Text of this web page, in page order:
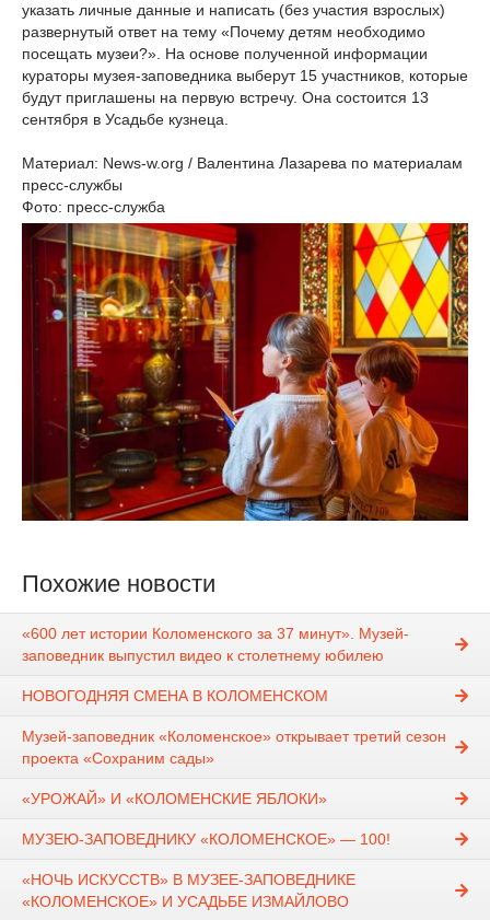
указать личные данные и написать (без участия взрослых)
развернутый ответ на тему «Почему детям необходимо
посещать музеи?». На основе полученной информации
кураторы музея-заповедника выберут 15 участников, которые
будут приглашены на первую встречу. Она состоится 13
сентября в Усадьбе кузнеца.
Материал: News-w.org / Валентина Лазарева по материалам
пресс-службы
Фото: пресс-служба
Похожие новости
«600 лет истории Коломенского за 37 минут». Музей-
заповедник выпустил видео к столетнему юбилею
НОВОГОДНЯЯ СМЕНА В КОЛОМЕНСКОМ
Музей-заповедник «Коломенское» открывает третий сезон
проекта «Сохраним сады»
«УРОЖАЙ» И «КОЛОМЕНСКИЕ ЯБЛОКИ»
МУЗЕЮ-ЗАПОВЕДНИКУ «КОЛОМЕНСКОЕ» — 100!
«НОЧЬ ИСКУССТВ» В МУЗЕЕ-ЗАПОВЕДНИКЕ
«КОЛОМЕНСКОЕ» И УСАДЬБЕ ИЗМАЙЛОВО